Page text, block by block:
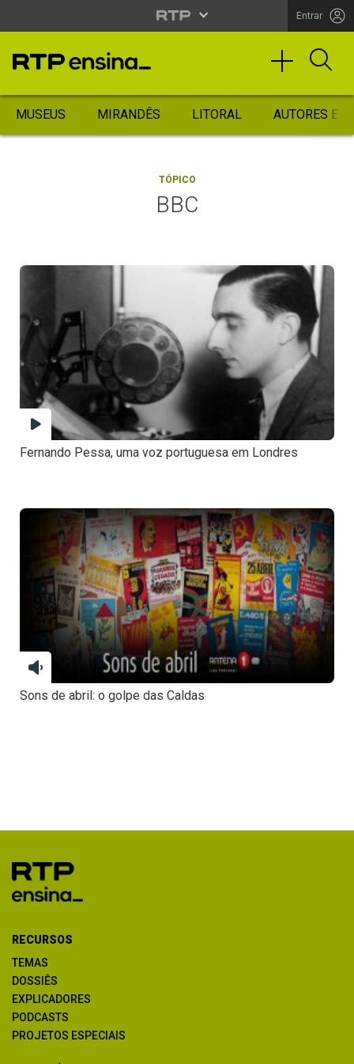
Entrar
MUSEUS MIRANDÊS LITORAL AUTORES
TÓPICO
BBC
Fernando Pessa, uma voz portuguesa em Londres
Sons de abril: o golpe das Caldas
RECURSOS
TEMAS
DOSSIÊS
EXPLICADORES
PODCASTS
PROJETOS ESPECIAIS